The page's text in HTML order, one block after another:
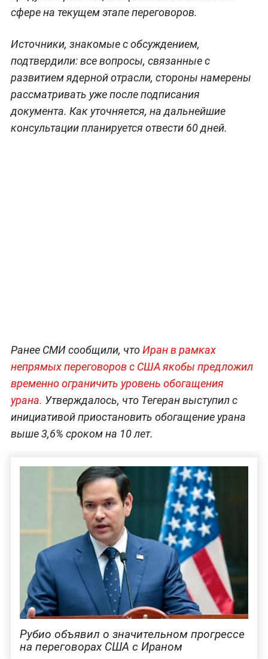
сфере на текущем этапе переговоров.
Источники, знакомые с обсуждением,
подтвердили: все вопросы, связанные с
развитием ядерной отрасли, стороны намерены
рассматривать уже после подписания
документа. Как уточняется, на дальнейшие
консультации планируется отвести 60 дней.
Ранее СМИ сообщили, чтоИран в рамках
непрямых переговоров с США якобы предложил
временно ограничить уровень обогащения
урана. Утверждалось, что Тегеран выступил с
инициативой приостановить обогащение урана
выше 3,6% сроком на 10 лет.
Рубио объявил о значительном прогрессе
на переговорах США с Ираном